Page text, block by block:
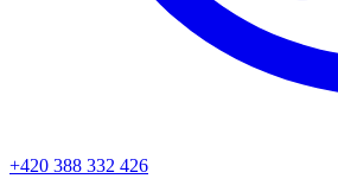
+420 388 332 426